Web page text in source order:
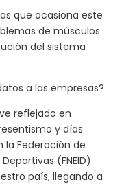
que ocasiona este
de músculos
del sistema
a las empresas?
reflejado en
y días
la Federación de
(FNEID)
país, llegando a